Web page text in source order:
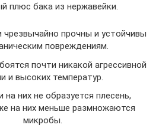
плюс бака из нержавейки.
чрезвычайно прочны и устойчивы
повреждениям.
почти никакой агрессивной
и высоких температур.
них не образуется плесень,
на них меньше размножаются
микробы.